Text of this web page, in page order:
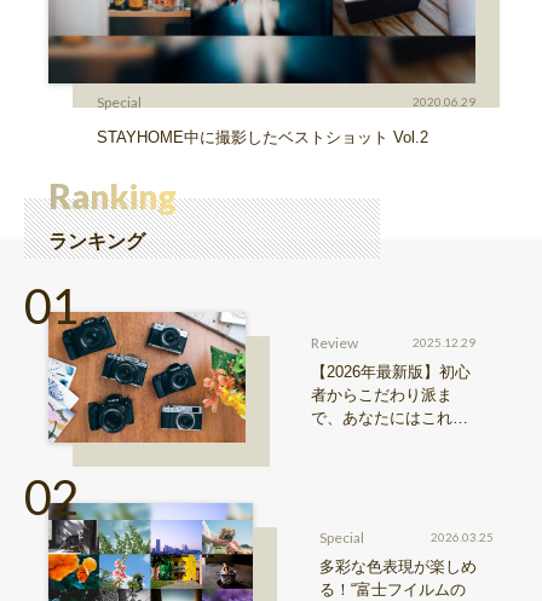
Special 2020.06.29
STAYHOME中に撮影したベストショット Vol.2
Ranking
ランキング
Review 2025.12.29
【2026年最新版】初心
者からこだわり派ま
で、あなたにはこれが
Special 2026.03.25
多彩な色表現が楽しめ
る！“富士フイルムの